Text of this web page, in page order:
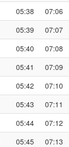
05:38 07:06
05:39 07:07
05:40 07:08
05:41 07:09
05:42 07:10
05:43 07:11
05:44 07:12
05:45 07:13